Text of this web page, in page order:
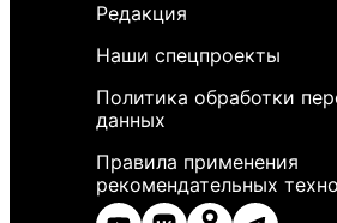
Редакция
Наши спецпроекты
Политика обработки
данных
Правила применения
рекомендательных